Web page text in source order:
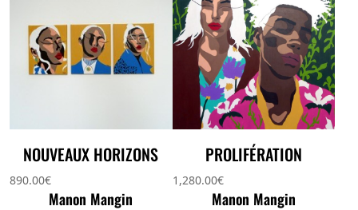
NOUVEAUX HORIZONS
890.00€
Manon Mangin
PROLIFÉRATION
1,280.00€
Manon Mangin